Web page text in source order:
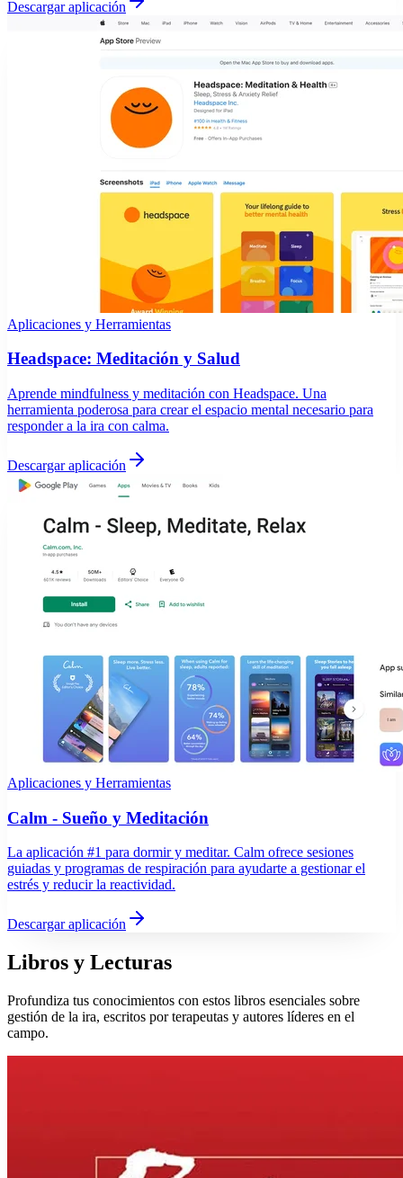
Descargar aplicación
Aplicaciones y Herramientas
Headspace: Meditación y Salud
Aprende mindfulness y meditación con Headspace. Una
herramienta poderosa para crear el espacio mental necesario para
responder a la ira con calma.
Descargar aplicación
Aplicaciones y Herramientas
Calm - Sueño y Meditación
La aplicación #1 para dormir y meditar. Calm ofrece sesiones
guiadas y programas de respiración para ayudarte a gestionar el
estrés y reducir la reactividad.
Descargar aplicación
Libros y Lecturas
Profundiza tus conocimientos con estos libros esenciales sobre
gestión de la ira, escritos por terapeutas y autores líderes en el
campo.